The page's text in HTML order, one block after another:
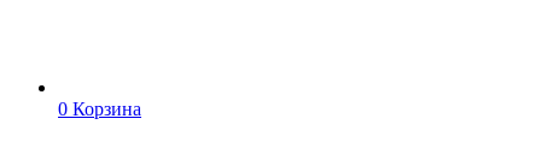
0 Корзина